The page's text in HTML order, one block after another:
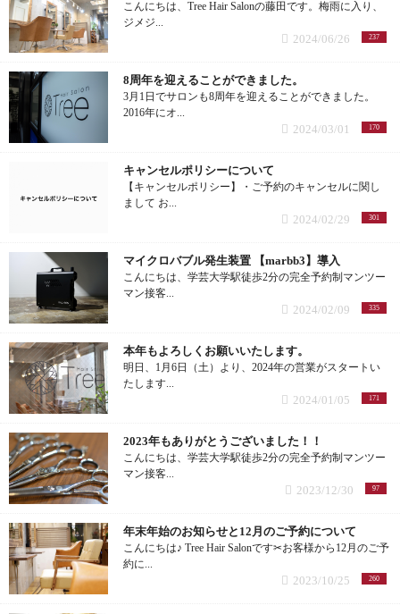
バー (3記事)
イベント (2記事)
地毛風カラー (1記事)
パーマ (20記事)
パーマスタイル (3記事)
デジタルパーマ (3記事)
縮毛矯正 (9記事)
くせ毛 (2記事)
ヘアケア (32記事)
お悩み (21記事)
マーブ (1記事)
髪質改善チューニング (1記事)
トリートメント (3記事)
オッジィオット (6記事)
こんにちは、Tree Hair Salonの藤田です。梅雨に入り、
ジメジ...
237
2024/06/26
8周年を迎えることができました。
3月1日でサロンも8周年を迎えることができました。
2016年にオ...
170
2024/03/01
キャンセルポリシーについて
【キャンセルポリシー】・ご予約のキャンセルに関し
まして お...
301
2024/02/29
マイクロバブル発生装置 【marbb3】導入
こんにちは、学芸大学駅徒歩2分の完全予約制マンツー
マン接客...
335
2024/02/09
本年もよろしくお願いいたします。
明日、1月6日（土）より、2024年の営業がスタートい
たします...
171
2024/01/05
2023年もありがとうございました！！
こんにちは、学芸大学駅徒歩2分の完全予約制マンツー
マン接客...
97
2023/12/30
年末年始のお知らせと12月のご予約について
こんにちは♪ Tree Hair Salonです✂︎お客様から12月のご予
約に...
260
2023/10/25